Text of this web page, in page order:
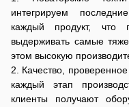
интегрируем
каждый продукт, что
выдерживать самые
этом высокую
2. Качество,
каждый этап
клиенты получают